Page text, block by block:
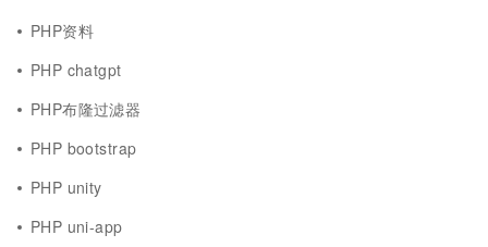
PHP资料
PHP chatgpt
PHP布隆过滤器
PHP bootstrap
PHP unity
PHP uni-app